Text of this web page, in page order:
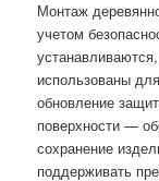
Монтаж
учетом
использованы
обновление
поверхности —
сохранение
поддерживать